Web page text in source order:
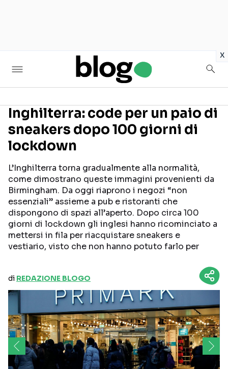
x
Seguici sui social
Inghilterra: code per un paio di
sneakers dopo 100 giorni di
lockdown
L’Inghilterra torna gradualmente alla normalità,
come dimostrano queste immagini provenienti da
Birmingham. Da oggi riaprono i negozi “non
essenziali” assieme a pub e ristoranti che
dispongono di spazi all’aperto. Dopo circa 100
giorni di lockdown gli inglesi hanno ricominciato a
mettersi in fila per riacquistare sneakers e
vestiario, visto che non hanno potuto farlo per
di REDAZIONE BLOGO